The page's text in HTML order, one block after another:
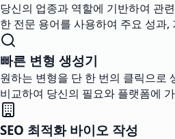
당신의 업종과 역할에 기반하여 관
한 전문 용어를 사용하여 주요 성과
빠른 변형 생성기
원하는 변형을 단 한 번의 클릭으로
비교하여 당신의 필요와 플랫폼에
SEO 최적화 바이오 작성